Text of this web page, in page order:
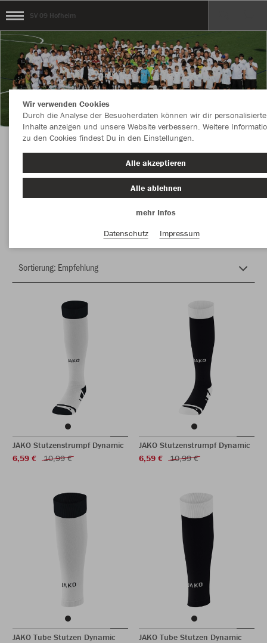
SV 09 Hofheim
Herzlich Willkommen im Teamshop SV 09
Hofheim
JAKO Stutzenstrumpf Dynamic
6,59 €
10,99 €
JAKO Stutzenstrumpf Dynamic
6,59 €
10,99 €
JAKO Tube Stutzen Dynamic
JAKO Tube Stutzen Dynamic
Wir verwenden Cookies
Durch die Analyse der Besucherdaten können wir dir personalisierte
Inhalte anzeigen und unsere Website verbessern. Weitere
zu den Cookies findest Du in den Einstellungen.
Alle akzeptieren
Alle ablehnen
mehr Infos
Datenschutz
Impressum